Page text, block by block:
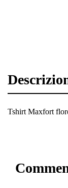
Tshirt Maxfort